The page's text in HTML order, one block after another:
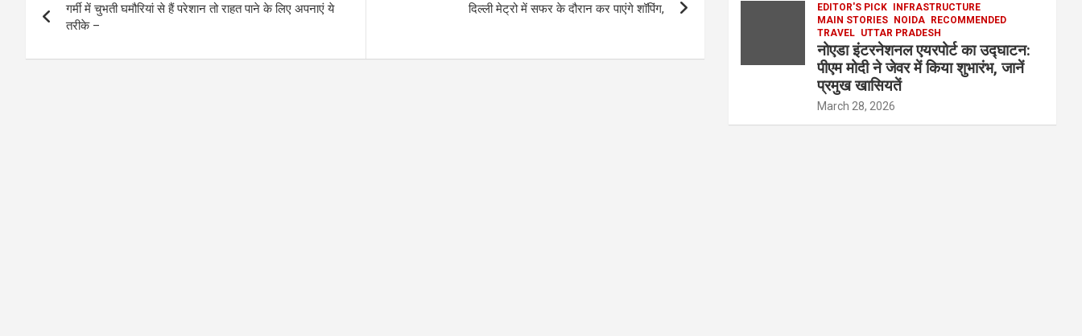
navigation
गर्मी में चुभती घमौरियां से हैं परेशान तो राहत पाने के लिए अपनाएं ये
तरीके –
दिल्ली मेट्रो में सफर के दौरान कर पाएंगे शॉपिंग, EDITOR'S PICK INFRASTRUCTURE
MAIN STORIES NOIDA RECOMMENDED
TRAVEL UTTAR PRADESH
नोएडा इंटरनेशनल एयरपोर्ट का उद्घाटन:
पीएम मोदी ने जेवर में किया शुभारंभ, जानें
प्रमुख खासियतें
March 28, 2026